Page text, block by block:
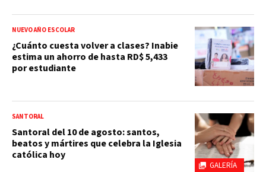
NUEVO AÑO ESCOLAR
¿Cuánto cuesta volver a clases? Inabie
estima un ahorro de hasta RD$ 5,433
por estudiante
GALERÍA
SANTORAL
Santoral del 10 de agosto: santos,
beatos y mártires que celebra la Iglesia
católica hoy